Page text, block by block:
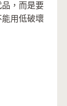
，而是要
用低破壞